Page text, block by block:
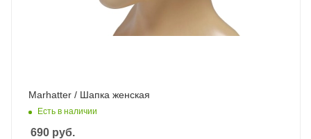
Marhatter / Шапка женская
Есть в наличии
690 руб.